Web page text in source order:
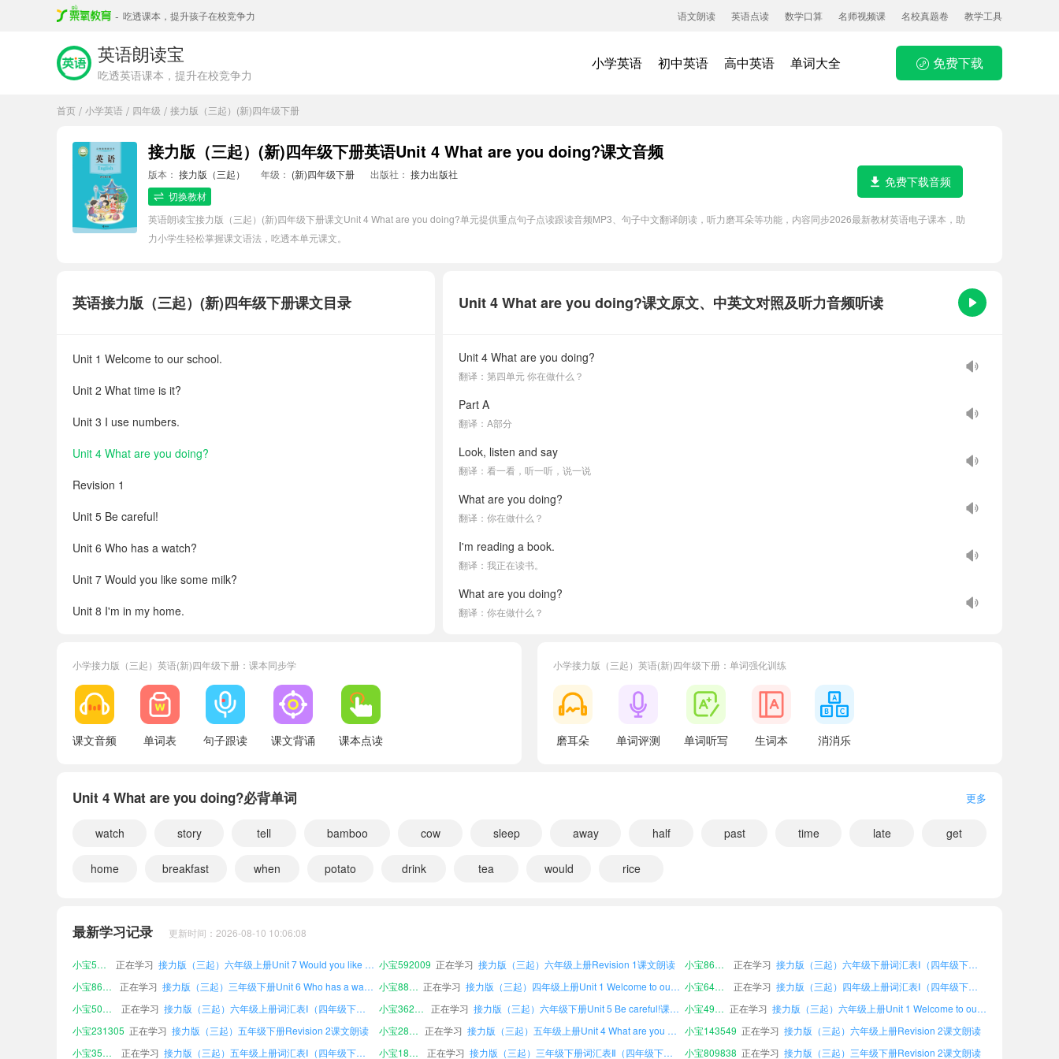
- 吃透课本，提升孩子在校竞争力 语文朗读 英语点读 数学口算 名师视频课 名校真题卷 教学工具
英语朗读宝
吃透英语课本，提升在校竞争力
小学英语 初中英语 高中英语 单词大全 免费下载
首页 / 小学英语 / 四年级 / 接力版（三起）(新)四年级下册
接力版（三起）(新)四年级下册英语Unit 4 What are you doing?课文音频
版本： 接力版（三起） 年级： (新)四年级下册 出版社： 接力出版社
切换教材
英语朗读宝接力版（三起）(新)四年级下册课文Unit 4 What are you doing?单元提供重点句子点读跟读音频MP3、句子中文翻译朗读，听力磨耳朵等功能，内容同步2026最新教材英语电子课本，助
力小学生轻松掌握课文语法，吃透本单元课文。
免费下载音频
Unit 4 What are you doing?课文原文、中英文对照及听力音频听读
Unit 4 What are you doing?
翻译：第四单元 你在做什么？
Part A
翻译：A部分
Look, listen and say
翻译：看一看，听一听，说一说
What are you doing?
翻译：你在做什么？
I'm reading a book.
翻译：我正在读书。
What are you doing?
翻译：你在做什么？
翻译：我们正在吃水果。
What are you doing?
What are you doing?
I'm watching TV.
drinking water
翻译：喝水
drawing a picture
翻译：画画
英语接力版（三起）(新)四年级下册课文目录
Unit 1 Welcome to our school.
Unit 2 What time is it?
Unit 3 I use numbers.
Unit 4 What are you doing?
Revision 1
Unit 5 Be careful!
Unit 6 Who has a watch?
Unit 7 Would you like some milk?
Unit 8 I'm in my home.
Your Picture Dictionary
词汇表Ⅰ（四年级下册）
词汇表Ⅱ（四年级下册）
小学接力版（三起）英语(新)四年级下册：课本同步学
课文音频 单词表 句子跟读 课文背诵 课本点读
小学接力版（三起）英语(新)四年级下册：单词强化训练
磨耳朵 单词评测 单词听写 生词本 消消乐
Unit 4 What are you doing?必背单词 更多
watch story tell bamboo cow sleep away half past time late get
home breakfast when potato drink tea would rice
最新学习记录 更新时间：2026-08-10 10:06:08
接力版（三起）五年级下册Revision 2课文朗读
小宝355008
正在学习 接力版（三起）五年级上册词汇表Ⅰ（四年级下册）课文朗读 正在学习 接力版（三起）三年级下册词汇表Ⅱ（四年级下册）课文朗读 小宝809838 正在学习
接力版（三起）三年级下册Revision 2课文朗读
小宝275774
小宝762156 接力版（三起）五年级下册Revision 1课文朗读
小宝204600
正在学习
小宝583455
正在学习 接力版（三起）六年级上册Unit 7 Would you like some milk?课文朗读 小宝592009 正在学习 接力版（三起）六年级上册Revision 1课文朗读 小宝861366 正在学习
接力版（三起）六年级下册词汇表Ⅰ（四年级下册）课文朗读
小宝864807
正在学习 接力版（三起）三年级下册Unit 6 Who has a watch?课文朗读 小宝887732 正在学习 接力版（三起）四年级上册Unit 1 Welcome to our school.课文朗读 小宝645884 正在学习
接力版（三起）四年级上册词汇表Ⅰ（四年级下册）课文朗读
小宝502008
正在学习 接力版（三起）六年级上册词汇表Ⅰ（四年级下册）课文朗读 小宝362223 正在学习 接力版（三起）六年级下册Unit 5 Be careful!课文朗读 小宝492426 正在学习
接力版（三起）六年级上册Unit 1 Welcome to our school.课文朗读
小宝231305 正在学习 接力版（三起）五年级下册Revision 2课文朗读 小宝285367 正在学习 接力版（三起）五年级上册Unit 4 What are you doing?课文朗读 小宝143549 正在学习 接力版（三起）六年级上册Revision 2课文朗读
小宝355008
正在学习 接力版（三起）五年级上册词汇表Ⅰ（四年级下册）课文朗读 小宝184247 正在学习 接力版（三起）三年级下册词汇表Ⅱ（四年级下册）课文朗读 小宝809838 正在学习 接力版（三起）三年级下册Revision 2课文朗读